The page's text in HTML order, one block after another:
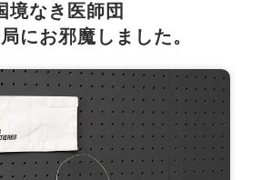
境なき医師団
にお邪魔しました。